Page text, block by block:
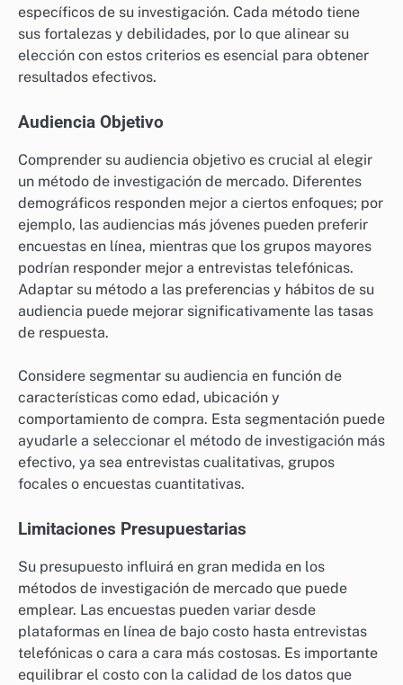
específicos de su investigación. Cada método tiene
sus fortalezas y debilidades, por lo que alinear su
elección con estos criterios es esencial para obtener
resultados efectivos.
Audiencia Objetivo
Comprender su audiencia objetivo es crucial al elegir
un método de investigación de mercado. Diferentes
demográficos responden mejor a ciertos enfoques; por
ejemplo, las audiencias más jóvenes pueden preferir
encuestas en línea, mientras que los grupos mayores
podrían responder mejor a entrevistas telefónicas.
Adaptar su método a las preferencias y hábitos de su
audiencia puede mejorar significativamente las tasas
de respuesta.
Considere segmentar su audiencia en función de
características como edad, ubicación y
comportamiento de compra. Esta segmentación puede
ayudarle a seleccionar el método de investigación más
efectivo, ya sea entrevistas cualitativas, grupos
focales o encuestas cuantitativas.
Limitaciones Presupuestarias
Su presupuesto influirá en gran medida en los
métodos de investigación de mercado que puede
emplear. Las encuestas pueden variar desde
plataformas en línea de bajo costo hasta entrevistas
telefónicas o cara a cara más costosas. Es importante
equilibrar el costo con la calidad de los datos que